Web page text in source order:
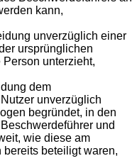
kann,
unverzüglich einer
ursprünglichen
unterzieht,
dem
unverzüglich
begründet, in den
und
wie diese am
beteiligt waren,